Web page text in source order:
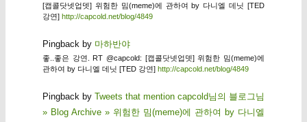
[캡콜닷넷업뎃] 위험한 밈(meme)에 관하여 by 다니엘 데닛 [TED
강연] http://capcold.net/blog/4849
Pingback by 마하반야
좋..좋은 강연. RT @capcold: [캡콜닷넷업뎃] 위험한 밈(meme)에
관하여 by 다니엘 데닛 [TED 강연] http://capcold.net/blog/4849
Pingback by Tweets that mention capcold님의 블로그님
» Blog Archive » 위험한 밈(meme)에 관하여 by 다니엘